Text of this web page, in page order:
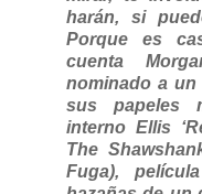
harán, si
Porque es
cuenta
nominado a un
sus papeles
interno Ellis
The
Fuga),